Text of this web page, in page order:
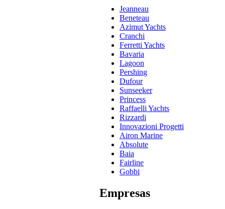
Jeanneau
Beneteau
Azimut Yachts
Cranchi
Ferretti Yachts
Bavaria
Lagoon
Pershing
Dufour
Sunseeker
Princess
Raffaelli Yachts
Rizzardi
Innovazioni Progetti
Airon Marine
Absolute
Baia
Fairline
Gobbi
Empresas